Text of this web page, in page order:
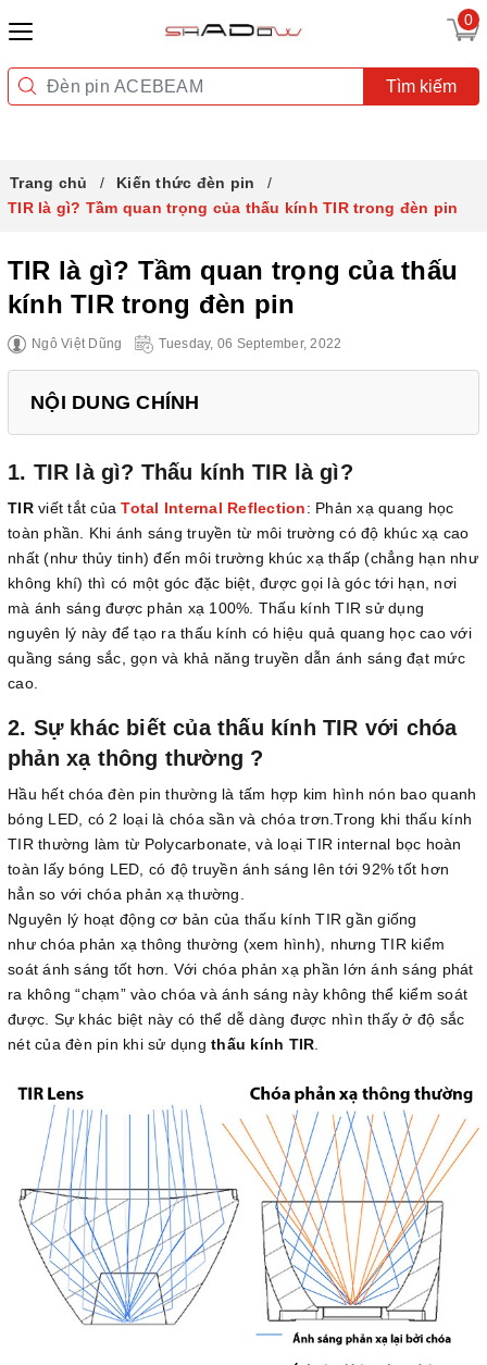
0
Tìm kiếm
Trang chủ
Kiến thức đèn pin
TIR là gì? Tầm quan trọng của thấu kính TIR trong đèn pin
TIR là gì? Tầm quan trọng của thấu
kính TIR trong đèn pin
Ngô Việt Dũng Tuesday, 06 September, 2022
NỘI DUNG CHÍNH
1. TIR là gì? Thấu kính TIR là gì?
TIRviết tắt củaTotal Internal Reflection: Phản xạ quang học
toàn phần. Khi ánh sáng truyền từ môi trường có độ khúc xạ cao
nhất (như thủy tinh) đến môi trường khúc xạ thấp (chẳng hạn như
không khí) thì có một góc đặc biệt, được gọi là góc tới hạn, nơi
mà ánh sáng được phản xạ 100%. Thấu kính TIR sử dụng
nguyên lý này để tạo ra thấu kính có hiệu quả quang học cao với
quầng sáng sắc, gọn và khả năng truyền dẫn ánh sáng đạt mức
cao.
2. Sự khác biết của thấu kính TIR với chóa
phản xạ thông thường ?
Hầu hết chóa đèn pin thường là tấm hợp kim hình nón bao quanh
bóng LED, có 2 loại là chóa sần và chóa trơn.Trong khi thấu kính
TIR thường làm từ Polycarbonate, và loại TIR internal bọc hoàn
toàn lấy bóng LED, có độ truyền ánh sáng lên tới 92% tốt hơn
hẳn so với chóa phản xạ thường.
Nguyên lý hoạt động cơ bản của thấu kính TIR gần giống
như chóa phản xạ thông thường (xem hình), nhưng TIR kiểm
soát ánh sáng tốt hơn. Với chóa phản xạ phần lớn ánh sáng phát
ra không “chạm” vào chóa và ánh sáng này không thể kiểm soát
được. Sự khác biệt này có thể dễ dàng được nhìn thấy ở độ sắc
nét của đèn pin khi sử dụng thấu kính TIR.